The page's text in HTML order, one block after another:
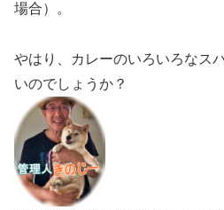
場合）。
やはり、カレーのいろいろなス
いのでしょうか？